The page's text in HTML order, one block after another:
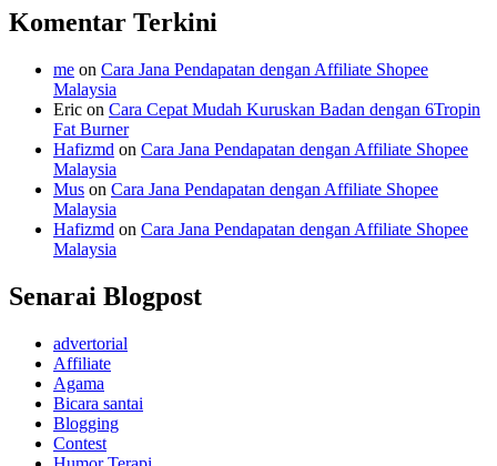
Komentar Terkini
me on Cara Jana Pendapatan dengan Affiliate Shopee
Malaysia
Eric on Cara Cepat Mudah Kuruskan Badan dengan 6Tropin
Fat Burner
Hafizmd on Cara Jana Pendapatan dengan Affiliate Shopee
Malaysia
Mus on Cara Jana Pendapatan dengan Affiliate Shopee
Malaysia
Hafizmd on Cara Jana Pendapatan dengan Affiliate Shopee
Malaysia
Senarai Blogpost
advertorial
Affiliate
Agama
Bicara santai
Blogging
Contest